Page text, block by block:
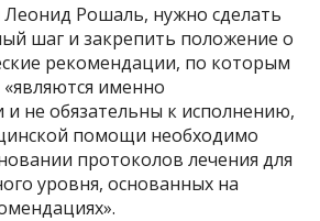
Рошаль, нужно сделать
шаг и закрепить положение о
рекомендации, по которым
именно
не обязательны к исполнению,
помощи необходимо
протоколов лечения для
уровня, основанных на